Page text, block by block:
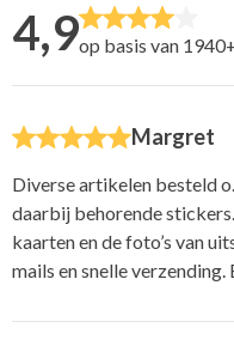
4,9op basis van
Margret
Diverse artikelen besteld
daarbij behorende
kaarten en de foto’s van
mails en snelle